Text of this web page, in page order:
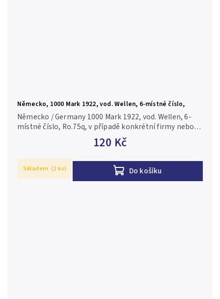
Německo, 1000 Mark 1922, vod. Wellen, 6-místné číslo,
Ro.75q
120 Kč
Do košíku
Německo / Germany 1000 Mark 1922, vod. Wellen, 6-
místné číslo, Ro.75q, v případě konkrétní firmy nebo
číslovače je foto pouze ilustrační N/UNC
Skladem (2 ks)